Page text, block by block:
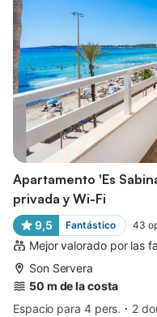
Apartamento 'Es
privada y Wi-Fi
9,5 Fantástico 43
Mejor valorado por las
Son Servera
50 m de la costa
Espacio para 4 pers.
2